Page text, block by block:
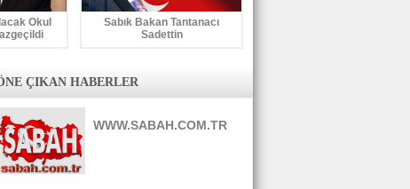
Okul
Sabık Bakan Tantanacı
Sadettin
ÇIKAN HABERLER
WWW.SABAH.COM.TR